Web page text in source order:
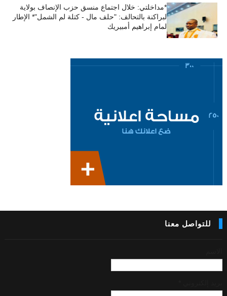
*مداخلتي: خلال اجتماع منسق حزب الإنصاف بولاية
لبراكنة بالتحالف: "حلف مال - كتلة لم الشمل"* الإطار
لمام إبراهيم أمبيريك
للتواصل معنا